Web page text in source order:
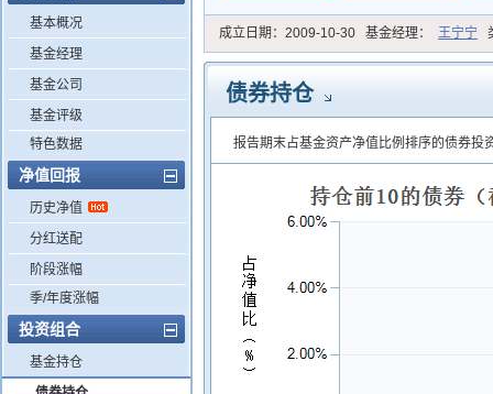
基本概况
基金经理
基金公司
基金评级
特色数据
净值回报
历史净值
分红送配
阶段涨幅
季/年度涨幅
投资组合
基金持仓
成立日期： 2009-10-30 基金经理： 王宁宁
债券持仓
报告期末占基金资产净值比例排序的债券投